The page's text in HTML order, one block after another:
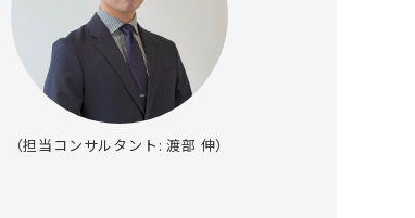
（担当コンサルタント: 渡部 伸）